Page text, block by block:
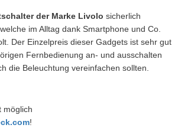
der Marke Livolo sicherlich
im Alltag dank Smartphone und Co.
Der Einzelpreis dieser Gadgets ist sehr gut
Fernbedienung an- und ausschalten
die Beleuchtung vereinfachen sollten.
möglich
!